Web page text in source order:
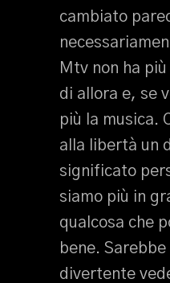
cambiato
Mtv non ha
di allora e, se
più la musica.
alla libertà un
significato
siamo più in
qualcosa che
bene.
divertente